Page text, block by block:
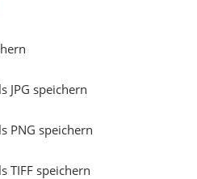
JPG speichern
PNG speichern
TIFF speichern